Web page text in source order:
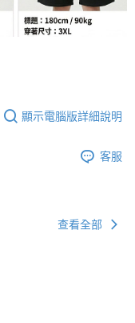
顯示電腦版詳細說明
客服
查看全部